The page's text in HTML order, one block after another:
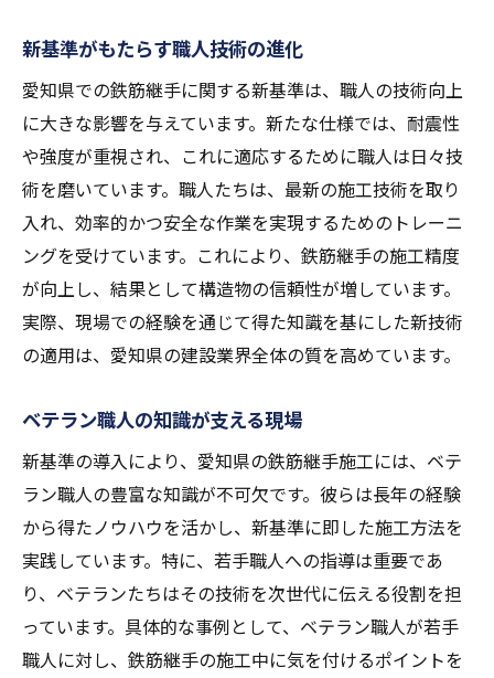
新基準がもたらす職人技術の進化
愛知県での鉄筋継手に関する新基準は、職人の技術向上
に大きな影響を与えています。新たな仕様では、耐震性
や強度が重視され、これに適応するために職人は日々技
術を磨いています。職人たちは、最新の施工技術を取り
入れ、効率的かつ安全な作業を実現するためのトレーニ
ングを受けています。これにより、鉄筋継手の施工精度
が向上し、結果として構造物の信頼性が増しています。
実際、現場での経験を通じて得た知識を基にした新技術
の適用は、愛知県の建設業界全体の質を高めています。
ベテラン職人の知識が支える現場
新基準の導入により、愛知県の鉄筋継手施工には、ベテ
ラン職人の豊富な知識が不可欠です。彼らは長年の経験
から得たノウハウを活かし、新基準に即した施工方法を
実践しています。特に、若手職人への指導は重要であ
り、ベテランたちはその技術を次世代に伝える役割を担
っています。具体的な事例として、ベテラン職人が若手
職人に対し、鉄筋継手の施工中に気を付けるポイントを